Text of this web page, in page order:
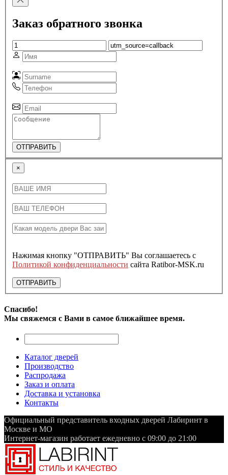
Заказ обратного звонка
ОТПРАВИТЬ
×
Нажимая кнопку "ОТПРАВИТЬ" Вы соглашаетесь с
Политикой конфиденциальности сайта Ratibor-MSK.ru
ОТПРАВИТЬ
Спасибо!
Мы свяжемся с Вами в самое ближайшее время.
Каталог дверей
Производство
Распродажа
Заказ и оплата
Доставка и установка
Контакты
Официальный представитель входных дверей Лабиринт в
Москве и МО
Интернет-магазин работает ежедневно с 09:00 до 21:00